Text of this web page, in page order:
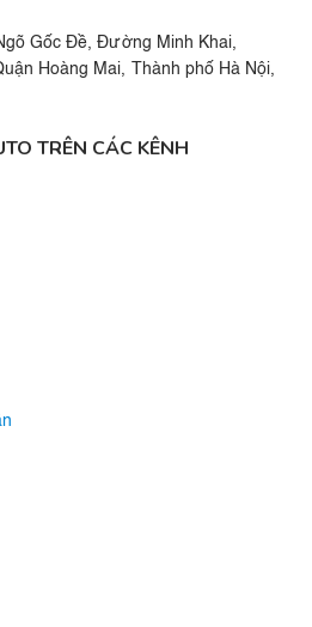
Gốc Đề, Đường Minh Khai,
Hoàng Mai, Thành phố Hà Nội,
TRÊN CÁC KÊNH